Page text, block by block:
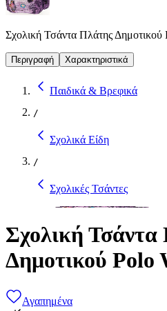
Σχολική Τσάντα Πλάτης
Περιγραφή Χαρακτηριστικά
Παιδικά & Βρεφικά
/
Σχολικά Είδη
/
Σχολικές Τσάντες
Σχολική
Δημοτικού
Αγαπημένα